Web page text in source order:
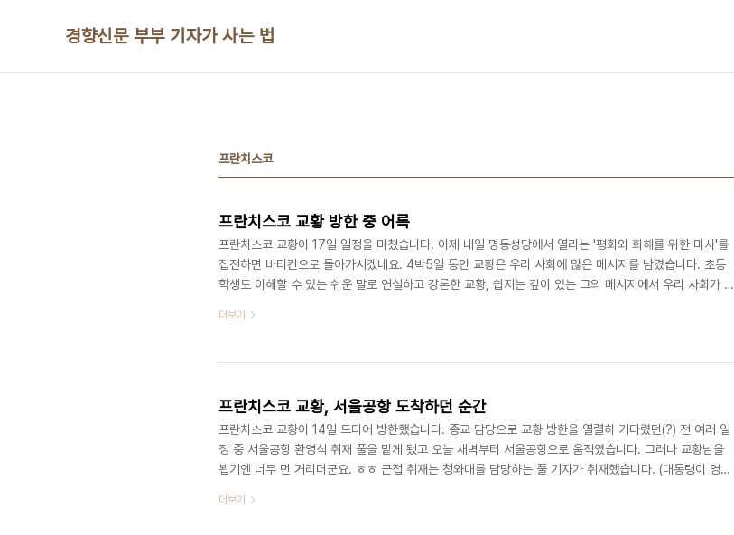
경향신문 부부 기자가 사는 법
프란치스코
프란치스코 교황 방한 중 어록
프란치스코 교황이 17일 일정을 마쳤습니다. 이제 내일 명동성당에서 열리는 '평화와 화해를 위한 미사'를
집전하면 바티칸으로 돌아가시겠네요. 4박5일 동안 교황은 우리 사회에 많은 메시지를 남겼습니다. 초등
학생도 이해할 수 있는 쉬운 말로 연설하고 강론한 교황, 쉽지는 깊이 있는 그의 메시지에서 우리 사회가 많
보려고 합니다. (세월호 유가족들에게) "마음 속에 깊이 간직하고 있다. 가슴이 아프다. 희생자들을 기억하
치는 것으로 우리 마음에 절실한 대의” “평화의 부재로 오랫동안 고통을 받아온 땅,..
더보기
프란치스코 교황, 서울공항 도착하던 순간
프란치스코 교황이 14일 드디어 방한했습니다. 종교 담당으로 교황 방한을 열렬히 기다렸던(?) 전 여러 일
정 중 서울공항 환영식 취재 풀을 맡게 됐고 오늘 새벽부터 서울공항으로 움직였습니다. 그러나 교황님을
뵙기엔 너무 먼 거리더군요. ㅎㅎ 근접 취재는 청와대를 담당하는 풀 기자가 취재했습니다. (대통령이 영접
하게 보였습니다. 그 순간 묘한 뭉클함이 솟아오르더군요. 그리고 환영식 전 세월호 유가족들을 만나 인터
더보기